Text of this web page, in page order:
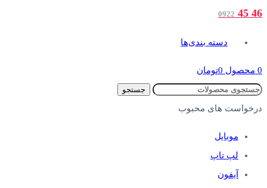
46 45
0922
دسته بندی‌ها
0 محصول 0تومان
جستجو
درخواست های محبوب
موبایل
لپ تاپ
آیفون